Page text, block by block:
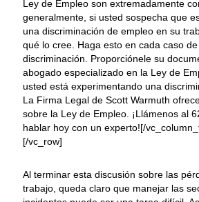
Ley de Empleo son extremadamente
generalmente, si usted sospecha que
una discriminación de empleo en su
qué lo cree. Haga esto en cada caso
discriminación. Proporciónele su
abogado especializado en la Ley de
usted está experimentando una
La Firma Legal de Scott Warmuth
sobre la Ley de Empleo. ¡Llámenos al
hablar hoy con un experto![/
[/vc_row]
Al terminar esta discusión sobre las
trabajo, queda claro que manejar las